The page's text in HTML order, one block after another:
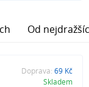
Od
Doprava: 69 Kč
Skladem